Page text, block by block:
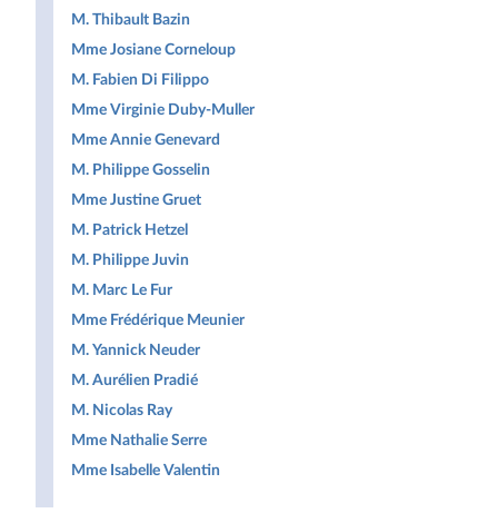
M. Thibault Bazin
Mme Josiane Corneloup
M. Fabien Di Filippo
Mme Virginie Duby-Muller
Mme Annie Genevard
M. Philippe Gosselin
Mme Justine Gruet
M. Patrick Hetzel
M. Philippe Juvin
M. Marc Le Fur
Mme Frédérique Meunier
M. Yannick Neuder
M. Aurélien Pradié
M. Nicolas Ray
Mme Nathalie Serre
Mme Isabelle Valentin